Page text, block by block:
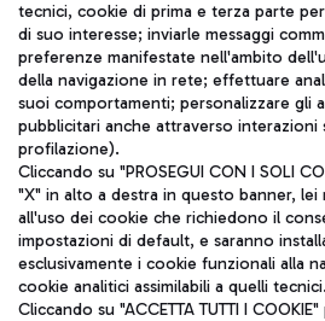
TRAVEL
ITA
Aeroporti di Roma S.p.A. - Società
coordinamento di Mundys S.p.A.
tecnici, cookie di prima e terza parte
di suo interesse; inviarle messaggi
preferenze manifestate nell'ambito
della navigazione in rete; effettuare
suoi comportamenti; personalizzare gli
pubblicitari anche attraverso interazioni
profilazione).
Cliccando su "PROSEGUI CON I SOLI
"X" in alto a destra in questo banner,
all'uso dei cookie che richiedono il
impostazioni di default, e saranno
esclusivamente i cookie funzionali alla
cookie analitici assimilabili a quelli tecnici.
Cliccando su "ACCETTA TUTTI I